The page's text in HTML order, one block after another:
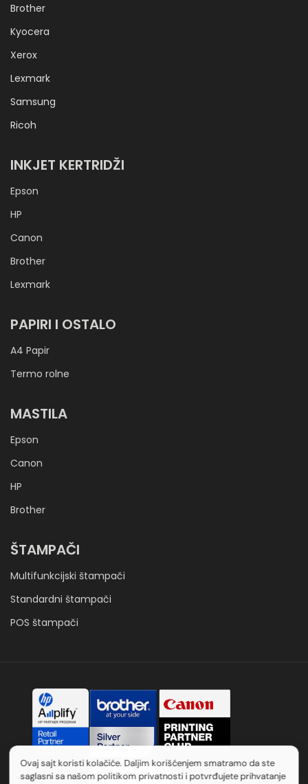
Brother
Kyocera
Xerox
Lexmark
Samsung
Ricoh
INKJET KERTRIDŽI
Epson
HP
Canon
Brother
Lexmark
PAPIRI I OSTALO
A4 Papir
Termo rolne
MASTILA
Epson
Canon
HP
Brother
ŠTAMPAČI
Multifunkcijski štampači
Standardni štampači
POS štampači
Ovaj sajt koristi kolačiće. Daljim korišćenjem smatramo da ste
saglasni sa našom politikom privatnosti i potvrđujete prihvatanje